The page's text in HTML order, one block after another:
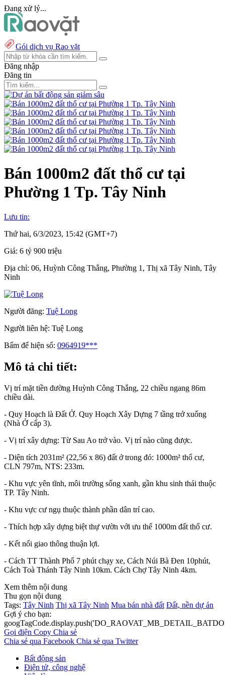
Đang xử lý...
Gói dịch vụ Rao vặt
Đăng nhập
Đăng tin
Bán 1000m2 đất thổ cư tại
Phường 1 Tp. Tây Ninh
Lưu tin:
Thứ hai, 6/3/2023, 15:42 (GMT+7)
Giá: 6 tỷ 900 triệu
Địa chỉ: 06, Huỳnh Công Thắng, Phường 1, Thị xã Tây Ninh, Tây
Ninh
Người đăng: Tuệ Long
Người liên hệ: Tuệ Long
Bấm để hiện số: 0964919***
Mô tả chi tiết:
Vị trí mặt tiền đường Huỳnh Công Thắng, 22 chiều ngang 86m
chiều dài.
- Quy Hoạch là Đất Ở. Quy Hoạch Xây Dựng 7 tầng trở xuống
(Nhà Ở cấp 3).
- Vị trí xây dựng: Từ Sau Ao trở vào. Vị trí nào cũng được.
- Diện tích 2031m² (22,56 x 86) đất ở trong đó: 1000m² thổ cư,
CLN 797m, NTS: 233m.
- Khu vực yên tĩnh, môi trường sống xanh, gần khu sinh thái thuộc
TP. Tây Ninh.
- Khu vực cư ngụ thuộc thành phần dân trí cao.
- Thích hợp xây dựng biệt thự vườn với ưu thế 1000m đất thổ cư.
- Kết nối giao thông thuận lợi.
- Cách TT Thành Phố 7 phút chạy xe, Cách Núi Bà Đen 10phút,
Cách Toà Thánh Tây Ninh 10km. Cách Chợ Tây Ninh 4km.
Xem thêm nội dung
Thu gọn nội dung
Tags: Tây Ninh Thị xã Tây Ninh Mua bán nhà đất Đất, nền dự án
Gợi ý cho bạn:
Gọi điện Copy Chia sẻ
Chia sẻ qua Facebook Chia sẻ qua Twitter
Bất động sản
Điện tử, công nghệ